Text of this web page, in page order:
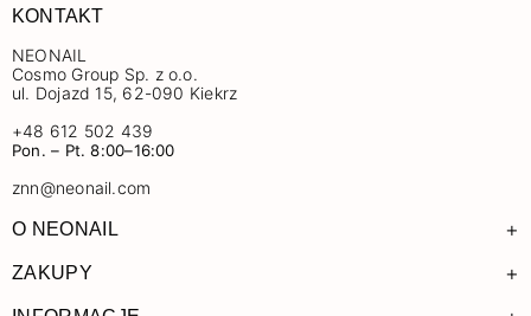
KONTAKT
NEONAIL
Cosmo Group Sp. z o.o.
ul. Dojazd 15, 62-090 Kiekrz
+48 612 502 439
Pon. – Pt. 8:00–16:00
znn@neonail.com
O NEONAIL +
ZAKUPY +